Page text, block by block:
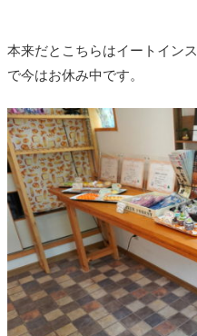
本来だとこちらはイートイン
で今はお休み中です。